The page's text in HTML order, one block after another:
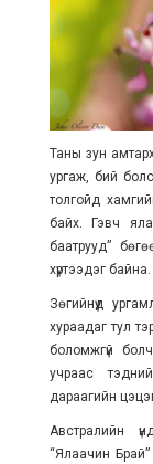
Таны зун
ургаж, бий
толгойд
байх. Гэвч
баатрууд”
хүртээдэг байна.
Зөгийнүүд
хураадаг тул
боломжгүй
учраас
дараагийн
Австралийн
“Ялаачин